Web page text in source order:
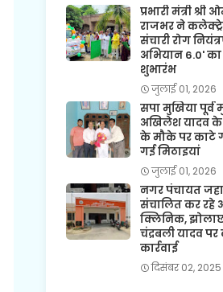
प्रभारी मंत्री श्री
राजभर ने
संचारी रोग
अभियान 6.0' का
शुभारंभ
जुलाई 01, 2026
सपा मुखिया पूर्व
अखिलेश यादव
के मौके पर काटे
गई मिठाइयां
जुलाई 01, 2026
नगर पंचायत
संचालित कर रहे
क्लिनिक,
चंद्रबली यादव
कार्रवाई
दिसंबर 02, 2025